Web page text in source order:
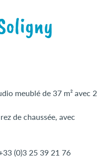
meublé de 37 m² avec 2
de chaussée, avec
(0)3 25 39 21 76